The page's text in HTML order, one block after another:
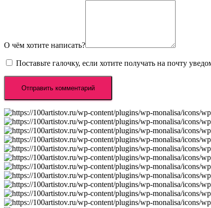
О чём хотите написать?
Поставьте галочку, если хотите получать на почту